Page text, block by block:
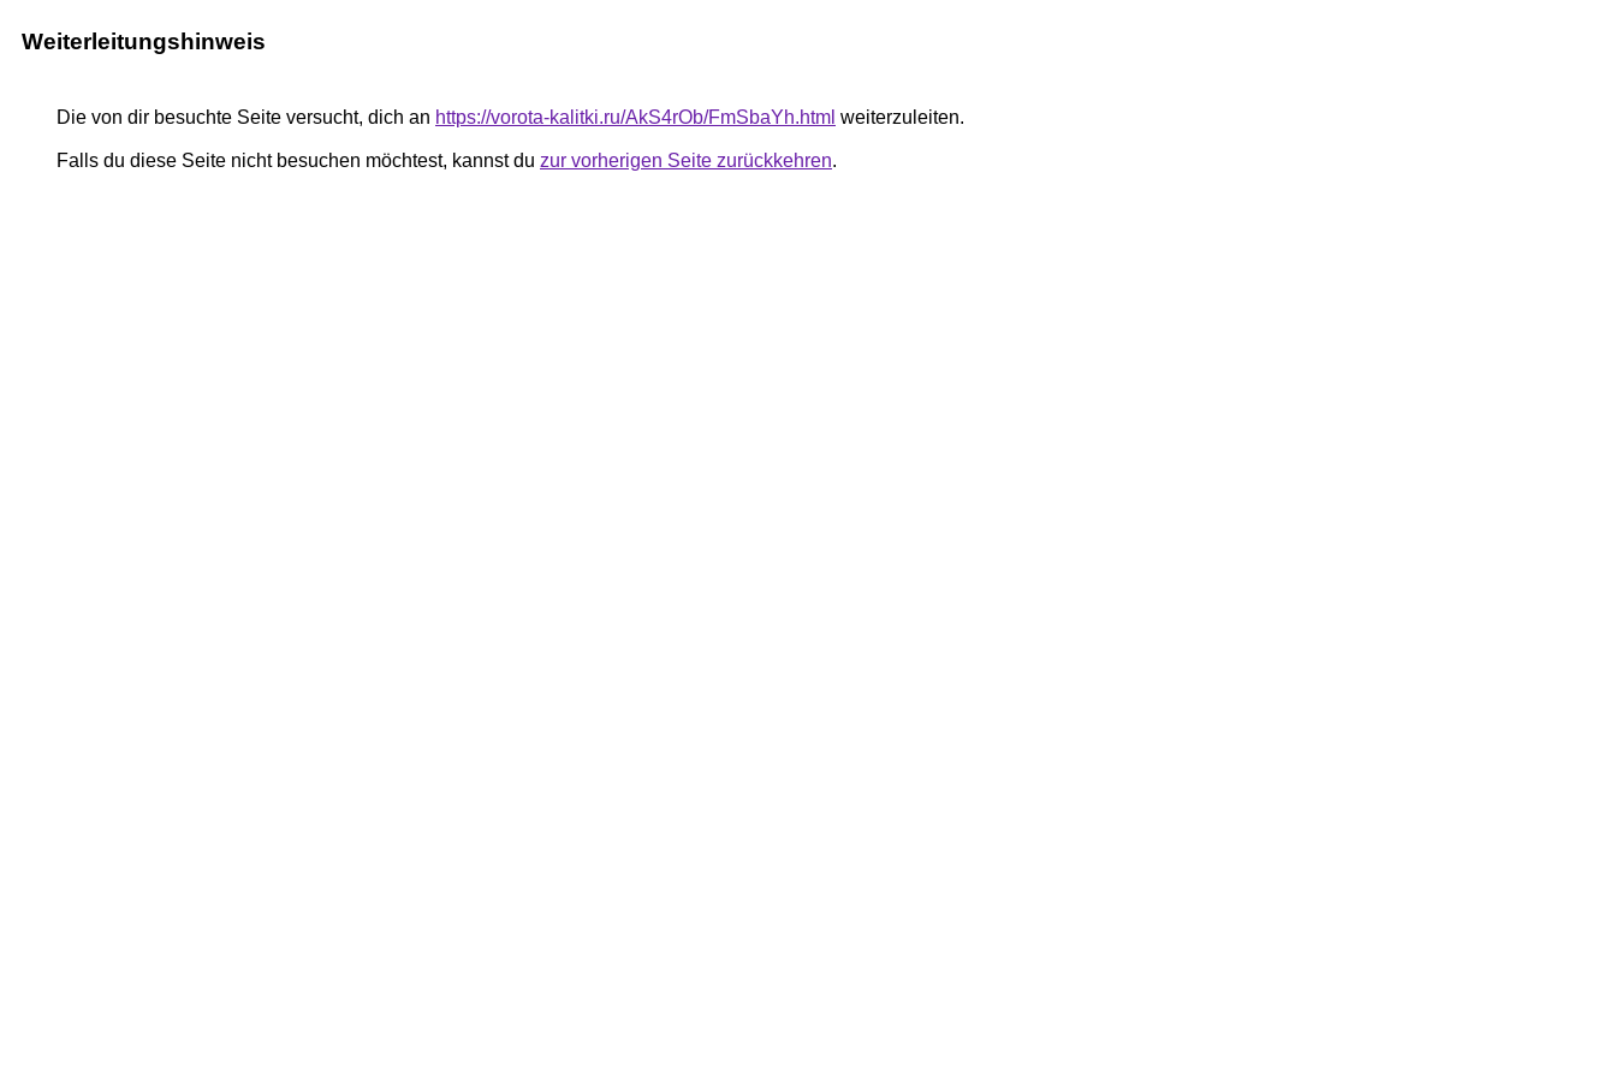
Weiterleitungshinweis
Die von dir besuchte Seite versucht, dich an https://vorota-kalitki.ru/AkS4rOb/FmSbaYh.html weiterzuleiten.
Falls du diese Seite nicht besuchen möchtest, kannst du zur vorherigen Seite zurückkehren.